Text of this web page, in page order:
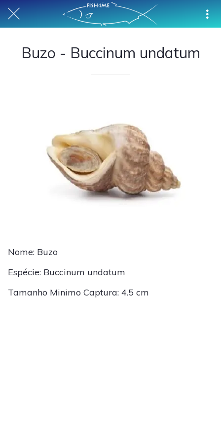
Buzo - Buccinum undatum
Nome: Buzo
Espécie: Buccinum undatum
Tamanho Minimo Captura: 4.5 cm